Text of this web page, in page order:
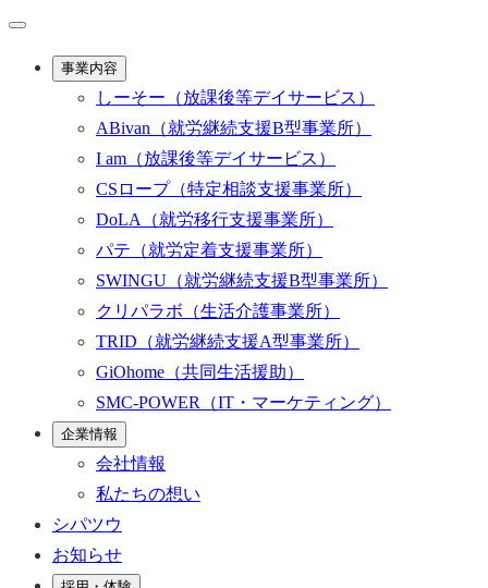
事業内容
しーそー （放課後等デイサービス）
ABivan （就労継続支援B型事業所）
I am （放課後等デイサービス）
CSロープ（特定相談支援事業所）
DoLA
（就労移行支援事業所）
パテ （就労定着支援事業所）
SWINGU （就労継続支援B型事業所）
クリパラボ （生活介護事業所）
TRID （就労継続支援A型事業所）
GiOhome （共同生活援助）
SMC-POWER
（IT・マーケティング）
企業情報
会社情報
私たちの想い
シパツウ
お知らせ